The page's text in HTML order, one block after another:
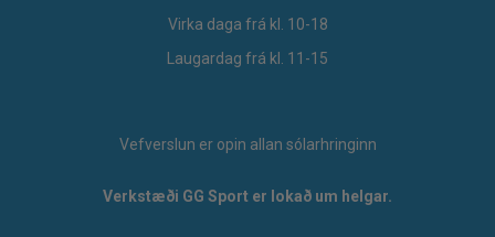
Virka daga frá kl. 10-18
Laugardag frá kl. 11-15
Vefverslun er opin allan sólarhringinn
Verkstæði GG Sport er lokað um helgar.